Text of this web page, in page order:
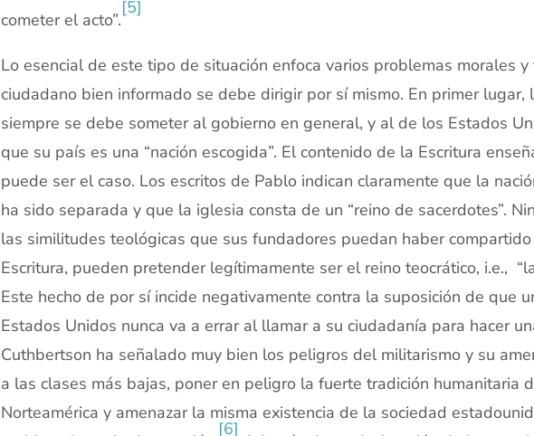
cometer el acto”.
[5]
Lo esencial de este tipo de situación enfoca varios problemas morales
ciudadano bien informado se debe dirigir por sí mismo. En primer lugar,
siempre se debe someter al gobierno en general, y al de los Estados
que su país es una “nación escogida”. El contenido de la Escritura
puede ser el caso. Los escritos de Pablo indican claramente que la
ha sido separada y que la iglesia consta de un “reino de sacerdotes”.
las similitudes teológicas que sus fundadores puedan haber
Escritura, pueden pretender legítimamente ser el reino teocrático, i.e.,
Este hecho de por sí incide negativamente contra la suposición de que
Estados Unidos nunca va a errar al llamar a su ciudadanía para hacer
Cuthbertson ha señalado muy bien los peligros del militarismo y su
a las clases más bajas, poner en peligro la fuerte tradición humanitaria
Norteamérica y amenazar la misma existencia de la sociedad
[6]